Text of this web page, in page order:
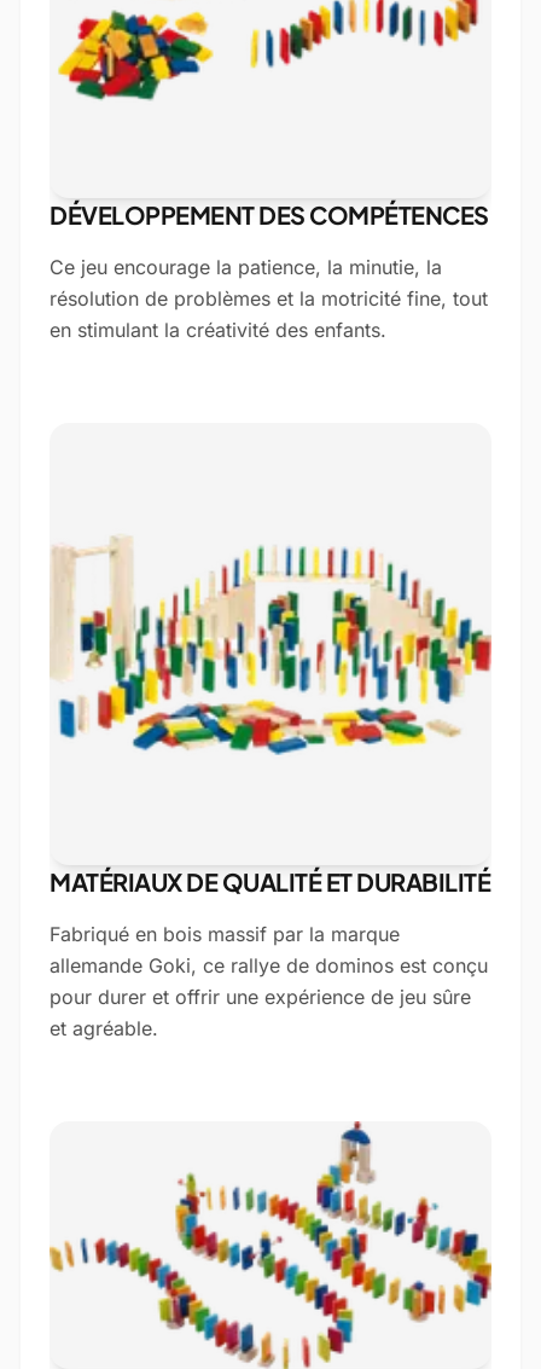
DÉVELOPPEMENT DES COMPÉTENCES
Ce jeu encourage la patience, la minutie, la
résolution de problèmes et la motricité fine, tout
en stimulant la créativité des enfants.
MATÉRIAUX DE QUALITÉ ET DURABILITÉ
Fabriqué en bois massif par la marque
allemande Goki, ce rallye de dominos est conçu
pour durer et offrir une expérience de jeu sûre
et agréable.